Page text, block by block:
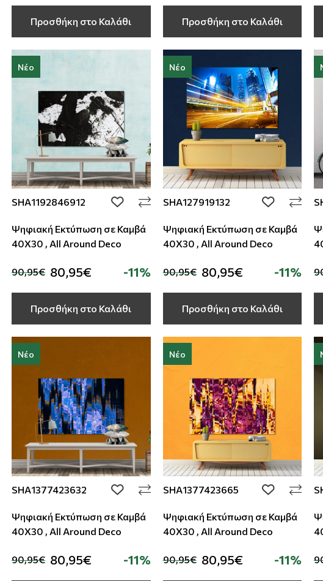
Προσθήκη στο Καλάθι Προσθήκη στο Καλάθι
Νέο
SHA1192846912 add to wishlist
Ψηφιακή Εκτύπωση σε Καμβά
40Χ30 , All Around Deco
90,95€ 80,95€ -11%
Προσθήκη στο Καλάθι
Νέο
SHA127919132 add to
Ψηφιακή Εκτύπωση σε Καμβά
40Χ30 , All Around Deco
90,95€ 80,95€ -11%
Προσθήκη στο Καλάθι
Νέο
SHA1377423632 add to wishlist
Ψηφιακή Εκτύπωση σε Καμβά
40Χ30 , All Around Deco
90,95€ 80,95€ -11%
Νέο
SHA1377423665 add to
Ψηφιακή Εκτύπωση σε Καμβά
40Χ30 , All Around Deco
90,95€ 80,95€ -11%